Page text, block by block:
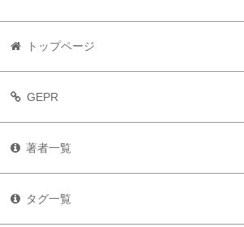
トップページ
GEPR
著者一覧
タグ一覧